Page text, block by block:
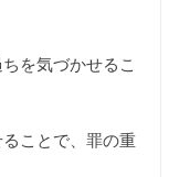
を気づかせるこ
ことで、罪の重